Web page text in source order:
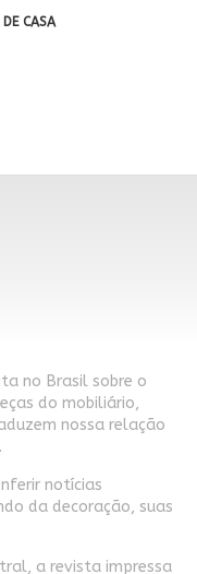
CASA
no Brasil sobre o
do mobiliário,
nossa relação
notícias
da decoração, suas
a revista impressa